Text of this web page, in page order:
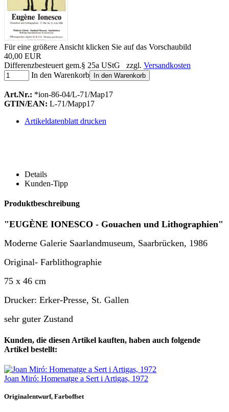
Für eine größere Ansicht klicken Sie auf das Vorschaubild
40,00 EUR
Differenzbesteuert gem.§ 25a UStG zzgl. Versandkosten
In den Warenkorb
In den Warenkorb
Art.Nr.: *ion-86-04/L-71/Map17
GTIN/EAN: L-71/Mapp17
Artikeldatenblatt drucken
Details
Kunden-Tipp
Produktbeschreibung
"EUGÈNE IONESCO - Gouachen und Lithographien"
Moderne Galerie Saarlandmuseum, Saarbrücken, 1986
Original- Farblithographie
75 x 46 cm
Drucker: Erker-Presse, St. Gallen
sehr guter Zustand
Kunden, die diesen Artikel kauften, haben auch folgende
Artikel bestellt:
Joan Miró: Homenatge a Sert i Artigas, 1972
Originalentwurf, Farboffset